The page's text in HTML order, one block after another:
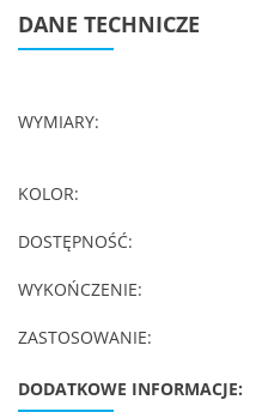
DANE TECHNICZE
WYMIARY:
KOLOR:
DOSTĘPNOŚĆ:
WYKOŃCZENIE:
ZASTOSOWANIE:
DODATKOWE INFORMACJE: